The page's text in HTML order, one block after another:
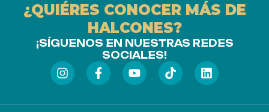
¿QUIÉRES CONOCER MÁS DE
HALCONES?
¡SÍGUENOS EN NUESTRAS REDES
SOCIALES!